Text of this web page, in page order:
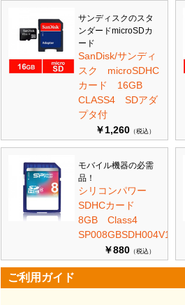
サンディスクのスタ
ンダードmicroSDカ
ード
SanDisk/サンディ
スク microSDHC
カード 16GB
CLASS4 SDアダ
プタ付
￥1,260 （税込）
モバイル機器の必需
品！
シリコンパワー
SDHCカード
8GB Class4
SP008GBSDH004V10
￥880 （税込）
ご利用ガイド